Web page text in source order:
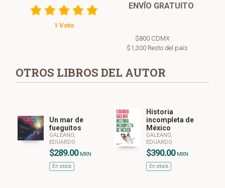
1 Voto
ENVÍO GRATUITO
$800 CDMX
$1,300 Resto del país
OTROS LIBROS DEL AUTOR
Un mar de
fueguitos
GALEANO,
EDUARDO
$289.00 MXN
En stock
Historia
incompleta de
México
GALEANO,
EDUARDO
$390.00 MXN
En stock